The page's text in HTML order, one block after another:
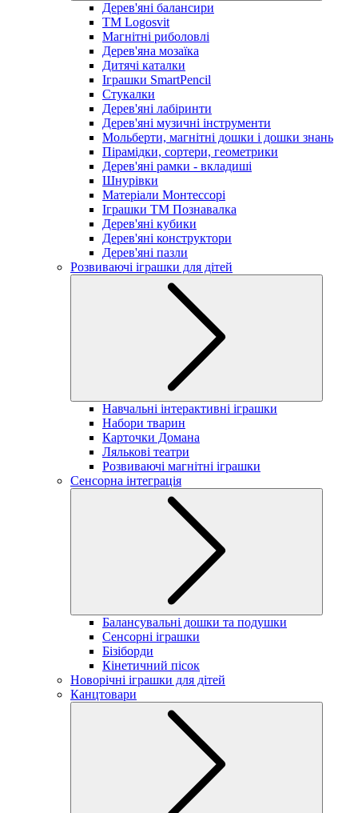
Дерев'яні балансири
TM Logosvit
Магнітні риболовлі
Дерев'яна мозаїка
Дитячі каталки
Іграшки SmartPencil
Стукалки
Дерев'яні лабіринти
Дерев'яні музичні інструменти
Мольберти, магнітні дошки і дошки знань
Пірамідки, сортери, геометрики
Дерев'яні рамки - вкладиші
Шнурівки
Матеріали Монтессорі
Іграшки ТМ Познавалка
Дерев'яні кубики
Дерев'яні конструктори
Дерев'яні пазли
Розвиваючі іграшки для дітей
Навчальні інтерактивні іграшки
Набори тварин
Карточки Домана
Лялькові театри
Розвиваючі магнітні іграшки
Сенсорна інтеграція
Балансувальні дошки та подушки
Сенсорні іграшки
Бізіборди
Кінетичний пісок
Новорічні іграшки для дітей
Канцтовари